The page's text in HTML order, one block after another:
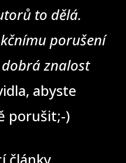
to dělá.
porušení
znalost
abyste
porušit;-)